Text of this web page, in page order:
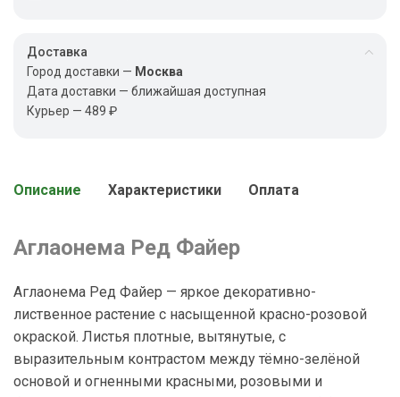
Доставка
Город доставки — Москва
Дата доставки — ближайшая доступная
Курьер — 489 ₽
Описание Характеристики Оплата
Аглаонема Ред Файер
Аглаонема Ред Файер — яркое декоративно-
лиственное растение с насыщенной красно-розовой
окраской. Листья плотные, вытянутые, с
выразительным контрастом между тёмно-зелёной
основой и огненными красными, розовыми и